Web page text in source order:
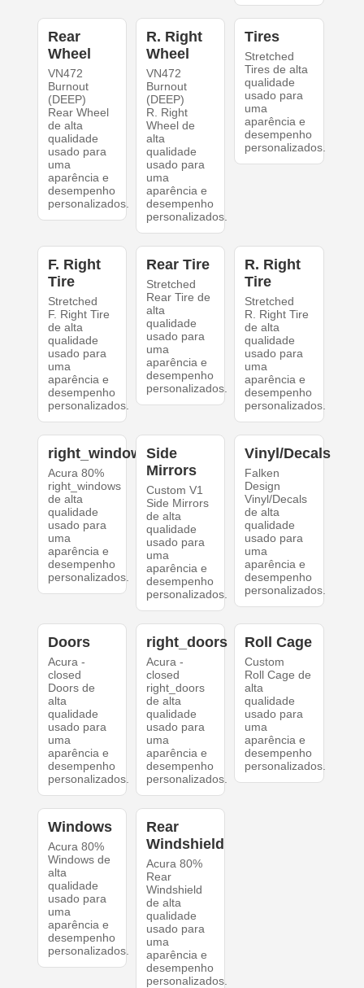
Rear
Wheel
VN472
Burnout
(DEEP)
Rear Wheel
de alta
qualidade
usado para
uma
aparência e
desempenho
personalizados.
R. Right
Wheel
VN472
Burnout
(DEEP)
R. Right
Wheel de
alta
qualidade
usado para
uma
aparência e
desempenho
personalizados.
Tires
Stretched
Tires de alta
qualidade
usado para
uma
aparência e
desempenho
personalizados.
F. Right
Tire
Stretched
F. Right Tire
de alta
qualidade
usado para
uma
aparência e
desempenho
personalizados.
Rear Tire
Stretched
Rear Tire de
alta
qualidade
usado para
uma
aparência e
desempenho
personalizados.
R. Right
Tire
Stretched
R. Right Tire
de alta
qualidade
usado para
uma
aparência e
desempenho
personalizados.
right_windows
Acura 80%
right_windows
de alta
qualidade
usado para
uma
aparência e
desempenho
personalizados.
Side
Mirrors
Custom V1
Side Mirrors
de alta
qualidade
usado para
uma
aparência e
desempenho
personalizados.
Vinyl/Decals
Falken
Design
Vinyl/Decals
de alta
qualidade
usado para
uma
aparência e
desempenho
personalizados.
Doors
Acura -
closed
Doors de
alta
qualidade
usado para
uma
aparência e
desempenho
personalizados.
right_doors
Acura -
closed
right_doors
de alta
qualidade
usado para
uma
aparência e
desempenho
personalizados.
Roll Cage
Custom
Roll Cage de
alta
qualidade
usado para
uma
aparência e
desempenho
personalizados.
Windows
Acura 80%
Windows de
alta
qualidade
usado para
uma
aparência e
desempenho
personalizados.
Rear
Windshield
Acura 80%
Rear
Windshield
de alta
qualidade
usado para
uma
aparência e
desempenho
personalizados.